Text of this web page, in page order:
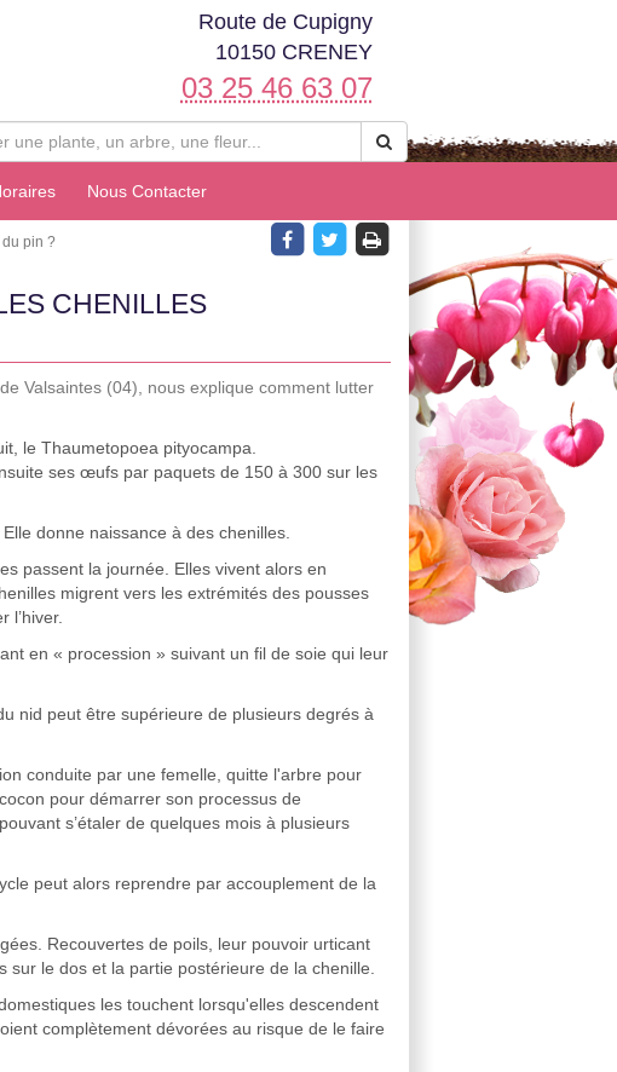
Route de Cupigny
10150 CRENEY
03 25 46 63 07
Nous Contacter
pin ?
CHENILLES
Valsaintes (04), nous explique comment lutter
le Thaumetopoea pityocampa.
ses œufs par paquets de 150 à 300 sur les
donne naissance à des chenilles.
passent la journée. Elles vivent alors en
migrent vers les extrémités des pousses
l’hiver.
en « procession » suivant un fil de soie qui leur
nid peut être supérieure de plusieurs degrés à
conduite par une femelle, quitte l'arbre pour
pour démarrer son processus de
s’étaler de quelques mois à plusieurs
peut alors reprendre par accouplement de la
Recouvertes de poils, leur pouvoir urticant
le dos et la partie postérieure de la chenille.
les touchent lorsqu'elles descendent
complètement dévorées au risque de le faire